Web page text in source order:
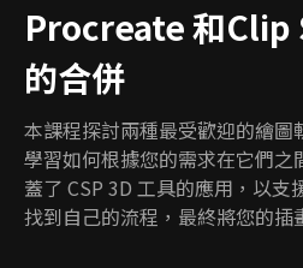
Procreate 和
的合併
本課程探討兩種最受歡迎的繪圖
學習如何根據您的需求在它們之
蓋了 CSP 3D 工具的應用，以
找到自己的流程，最終將您的插